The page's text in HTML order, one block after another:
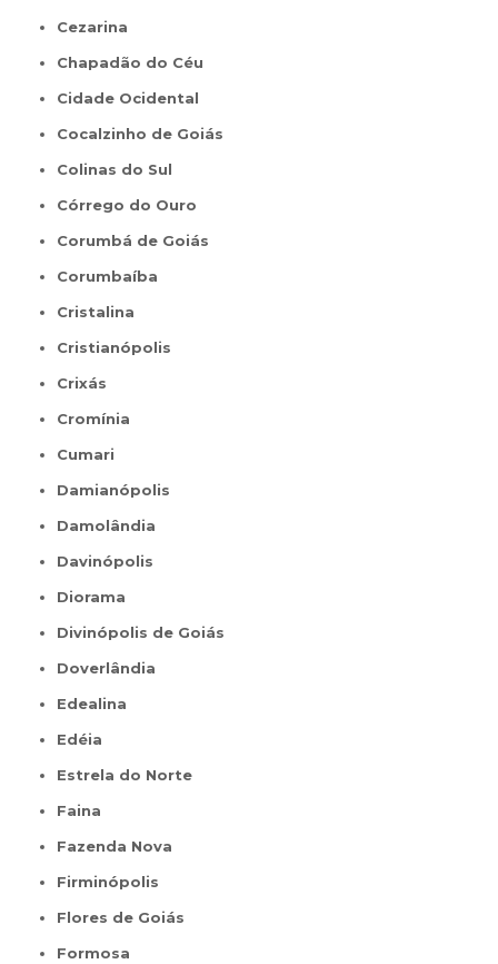
Cezarina
Chapadão do Céu
Cidade Ocidental
Cocalzinho de Goiás
Colinas do Sul
Córrego do Ouro
Corumbá de Goiás
Corumbaíba
Cristalina
Cristianópolis
Crixás
Cromínia
Cumari
Damianópolis
Damolândia
Davinópolis
Diorama
Divinópolis de Goiás
Doverlândia
Edealina
Edéia
Estrela do Norte
Faina
Fazenda Nova
Firminópolis
Flores de Goiás
Formosa